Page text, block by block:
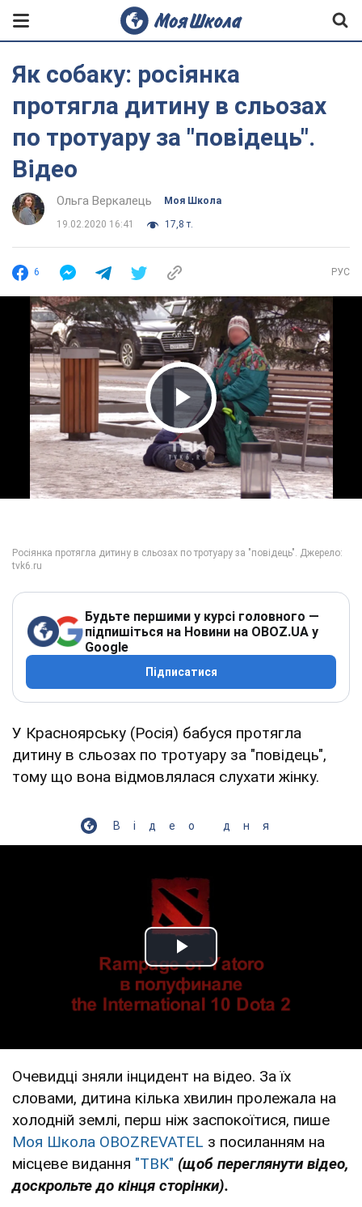
Як собаку: росіянка
протягла дитину в сльозах
по тротуару за "повідець".
Відео
Ольга Веркалець Моя Школа
19.02.2020 16:41 17,8 т.
6 РУС
Play Video
Будьте першими у курсі головного —
підпишіться на Новини на OBOZ.UA у
Google
Підписатися
У Красноярську (Росія) бабуся протягла
дитину в сльозах по тротуару за "повідець",
тому що вона відмовлялася слухати жінку.
Відео дня
Play Video
Очевидці зняли інцидент на відео. За їх
словами, дитина кілька хвилин пролежала на
холодній землі, перш ніж заспокоїтися, пише
Моя Школа OBOZREVATEL з посиланням на
місцеве видання "ТВК" (щоб переглянути відео,
доскрольте до кінця сторінки).